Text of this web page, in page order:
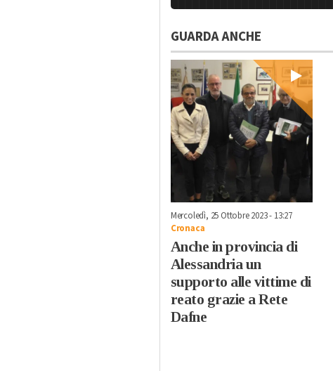
GUARDA ANCHE
Mercoledì, 25 Ottobre 2023 - 13:27
Cronaca
Anche in provincia di
Alessandria un
supporto alle vittime di
reato grazie a Rete
Dafne